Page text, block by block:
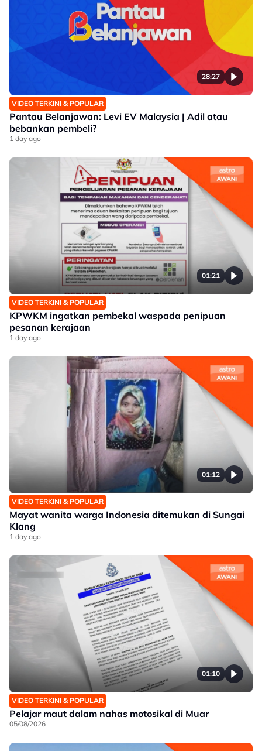
28:27
VIDEO TERKINI & POPULAR
Pantau Belanjawan: Levi EV Malaysia | Adil atau
bebankan pembeli?
1 day ago
01:21
VIDEO TERKINI & POPULAR
KPWKM ingatkan pembekal waspada penipuan
pesanan kerajaan
1 day ago
01:12
VIDEO TERKINI & POPULAR
Mayat wanita warga Indonesia ditemukan di Sungai
Klang
1 day ago
01:10
VIDEO TERKINI & POPULAR
Pelajar maut dalam nahas motosikal di Muar
05/08/2026